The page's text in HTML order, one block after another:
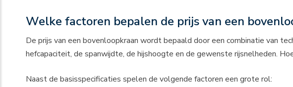
Welke factoren bepalen de prijs van een
De prijs van een bovenloopkraan wordt bepaald door een combinatie van
hefcapaciteit, de spanwijdte, de hijshoogte en de gewenste rijsnelheden.
Naast de basisspecificaties spelen de volgende factoren een grote rol: